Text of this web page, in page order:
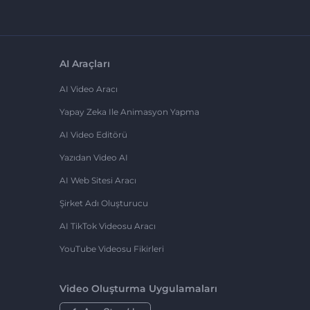
AI Araçları
AI Video Aracı
Yapay Zeka Ile Animasyon Yapma
AI Video Editörü
Yazıdan Video AI
AI Web Sitesi Aracı
Şirket Adı Oluşturucu
AI TikTok Videosu Aracı
YouTube Videosu Fikirleri
Video Oluşturma Uygulamaları